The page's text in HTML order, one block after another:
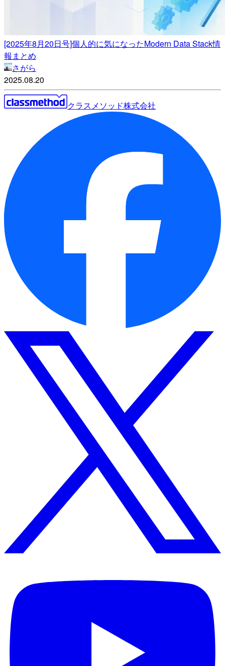
[2025年8月20日号]個人的に気になったModern Data Stack情
報まとめ
さがら
2025.08.20
クラスメソッド株式会社